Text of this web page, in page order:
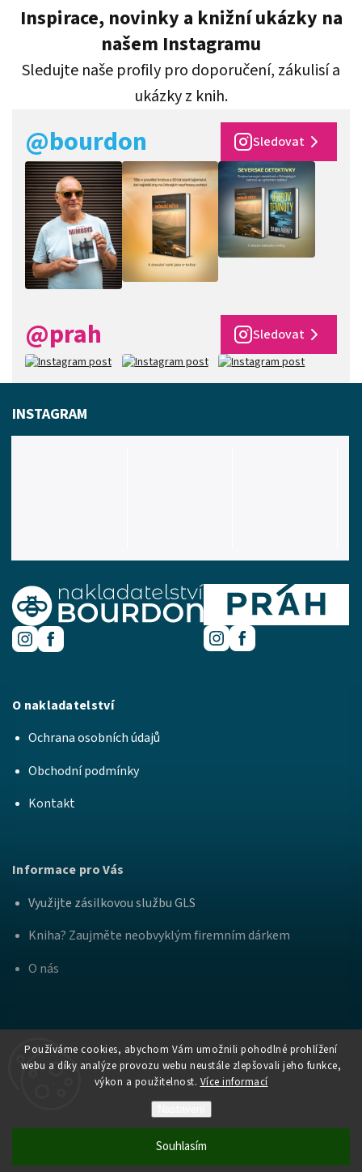
Používáme cookies, abychom Vám umožnili pohodlné prohlížení
webu a díky analýze provozu webu neustále zlepšovali jeho funkce,
výkon a použitelnost. Více informací
Souhlasím
Inspirace, novinky a knižní ukázky na
našem Instagramu
Sledujte naše profily pro doporučení, zákulisí a
ukázky z knih.
@bourdon Sledovat
@prah Sledovat
O nakladatelství
Ochrana osobních údajů
Obchodní podmínky
Kontakt
Informace pro Vás
Využijte zásilkovou službu GLS
Kniha? Zaujměte neobvyklým firemním dárkem
O nás
INSTAGRAM
Vytvořil Shoptet
Nakladatelství Bourdon a
Práh
. Všechna práva